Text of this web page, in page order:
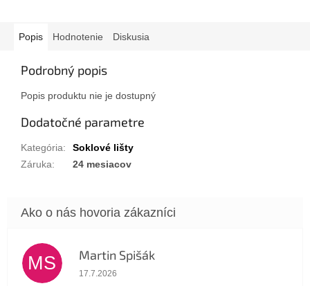
Popis Hodnotenie Diskusia
Podrobný popis
Popis produktu nie je dostupný
Dodatočné parametre
Kategória:
Soklové lišty
Záruka: 24 mesiacov
MS Martin Spišák
Hodnotenie obchodu je 5 z 5 hviezdičiek.
17.7.2026